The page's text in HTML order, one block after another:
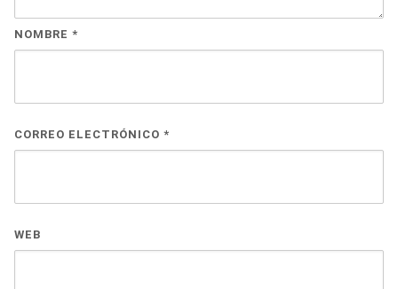
NOMBRE *
CORREO ELECTRÓNICO *
WEB